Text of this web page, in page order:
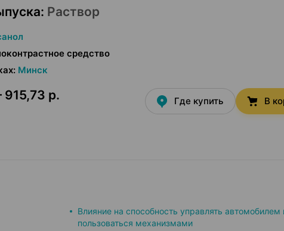
: Раствор
средство
: Минск
р. Где купить В
Влияние на способность управлять автомобилем
пользоваться механизмами